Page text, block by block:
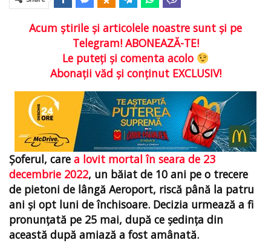
Acum ştirile şi articolele noastre sunt şi pe
Telegram! ABONEAZĂ-TE!
Le puteţi şi comenta acolo
Abonaţii văd şi conţinut EXCLUSIV!
Șoferul, care a lovit mortal în seara de 23
decembrie 2022, un băiat de 10 ani pe o trecere
de pietoni de lângă Aeroport, riscă până la patru
ani și opt luni de închisoare. Decizia urmează a fi
pronunțată pe 25 mai, după ce ședința din
această după amiază a fost amânată.